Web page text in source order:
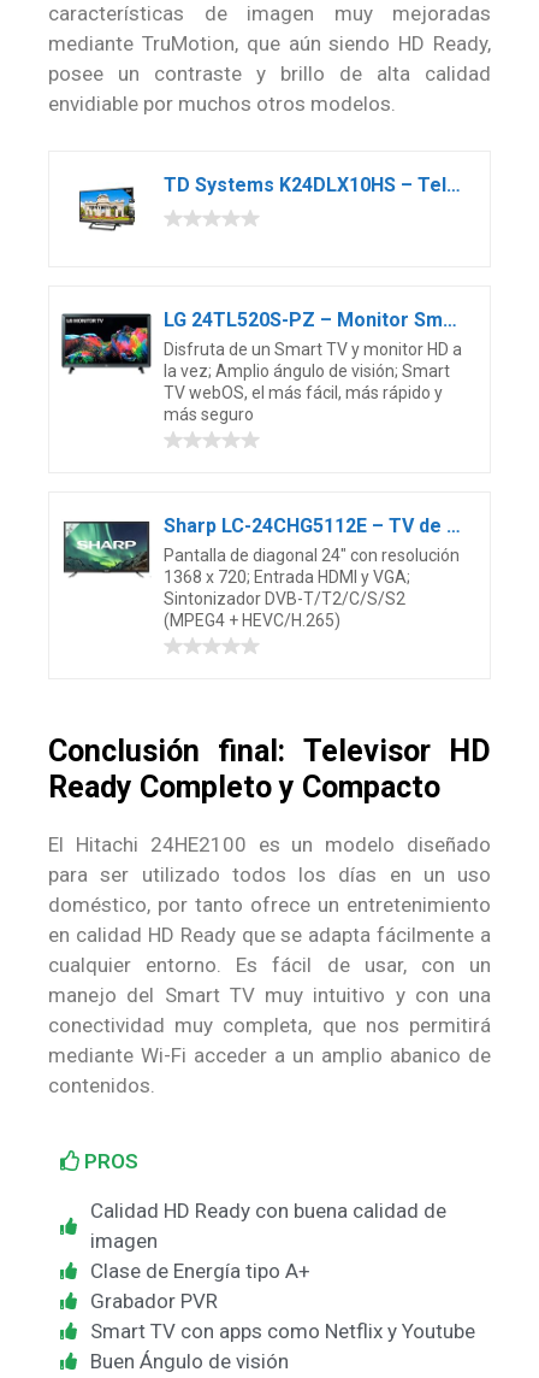
características de imagen muy mejoradas
mediante TruMotion, que aún siendo HD Ready,
posee un contraste y brillo de alta calidad
envidiable por muchos otros modelos.
TD Systems K24DLX10HS – Televisor Smart TV 24″ Android y HBBTV, 2X HDMI, 2X USB, DVB-T2/C/S2, 800 PCI Hz, Modo Hotel, Negro
LG 24TL520S-PZ – Monitor Smart TV de 61cm (24″) con pantalla LED HD (1366×768, 16:9, DVB-T2/C/S2, WiFi, HbbTV 2.0, Miracast, USB grabador, 10W, 2xHDMI 1.4, 2xUSB 2.0, Auriculares, Óptica) Color Negro
Disfruta de un Smart TV y monitor HD a
la vez; Amplio ángulo de visión; Smart
TV webOS, el más fácil, más rápido y
más seguro
Sharp LC-24CHG5112E – TV de 24″ (resolución 1368 x 720, 2 x HDMI, 1 x USB), Color Negro
Pantalla de diagonal 24″ con resolución
1368 x 720; Entrada HDMI y VGA;
Sintonizador DVB-T/T2/C/S/S2
(MPEG4 + HEVC/H.265)
Conclusión final: Televisor HD
Ready Completo y Compacto
El Hitachi 24HE2100 es un modelo diseñado
para ser utilizado todos los días en un uso
doméstico, por tanto ofrece un entretenimiento
en calidad HD Ready que se adapta fácilmente a
cualquier entorno. Es fácil de usar, con un
manejo del Smart TV muy intuitivo y con una
conectividad muy completa, que nos permitirá
mediante Wi-Fi acceder a un amplio abanico de
contenidos.
PROS
Calidad HD Ready con buena calidad de
imagen
Clase de Energía tipo A+
Grabador PVR
Smart TV con apps como Netflix y Youtube
Buen Ángulo de visión